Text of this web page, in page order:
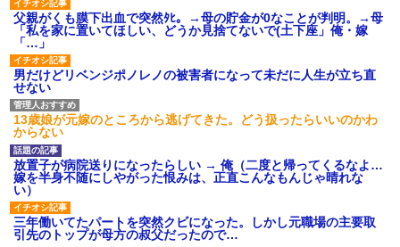
父親がくも膜下出血で突然ﾀﾋ。→母の貯金が0なことが判明。→母
「私を家に置いてほしい、どうか見捨てないで(土下座」俺・嫁
「…」
男だけどリベンジポノレノの被害者になって未だに人生が立ち直
せない
13歳娘が元嫁のところから逃げてきた。どう扱ったらいいのかわ
からない
放置子が病院送りになったらしい → 俺（二度と帰ってくるなよ…
嫁を半身不随にしやがった恨みは、正直こんなもんじゃ晴れな
い）
三年働いてたパートを突然クビになった。しかし元職場の主要取
引先のトップが母方の叔父だったので…